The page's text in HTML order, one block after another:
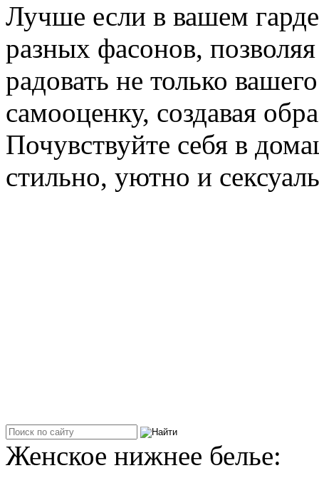
Лучше если в вашем
разных фасонов,
радовать не только
самооценку, создавая
Почувствуйте себя в
стильно, уютно и
Женское нижнее белье: